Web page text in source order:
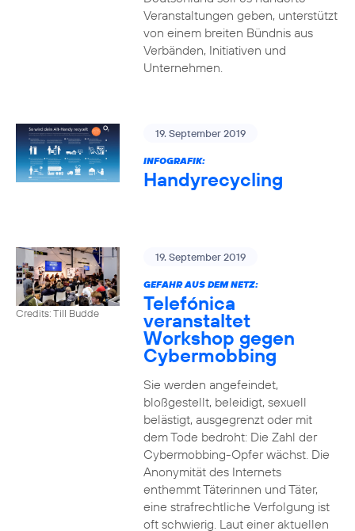
Veranstaltungen geben, unterstützt
von einem breiten Bündnis aus
Verbänden, Initiativen und
Unternehmen.
19. September 2019
INFOGRAFIK:
Handyrecycling
Credits: Till Budde
19. September 2019
GEFAHR AUS DEM NETZ:
Telefónica
veranstaltet
Workshop gegen
Cybermobbing
Sie werden angefeindet,
bloßgestellt, beleidigt, sexuell
belästigt, ausgegrenzt oder mit
dem Tode bedroht: Die Zahl der
Cybermobbing-Opfer wächst. Die
Anonymität des Internets
enthemmt Täterinnen und Täter,
eine strafrechtliche Verfolgung ist
oft schwierig. Laut einer aktuellen